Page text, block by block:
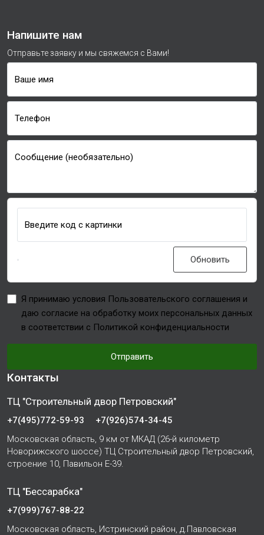
Напишите нам
Отправьте заявку и мы свяжемся с Вами!
Ваше имя
Телефон
Сообщение (необязательно)
Введите код с картинки
Обновить
Я принимаю условия Пользовательского соглашения и
даю согласие на обработку моих персональных данных
в соответствии с Политикой конфиденциальности
Отправить
Контакты
ТЦ "Строительный двор Петровский"
+7(495)772-59-93
+7(926)574-34-45
Московская область, 9 км от МКАД (26-й километр
Новорижского шоссе) ТЦ Строительный двор Петровский,
строение 10, Павильон Е-39.
ТЦ "Бессарабка"
+7(999)767-88-22
Московская область, Истринский район, д.Павловская